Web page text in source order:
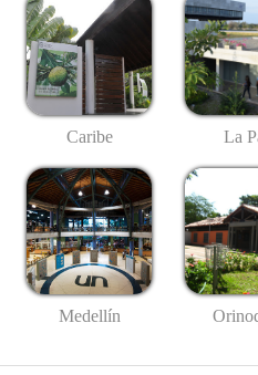
Caribe La
Medellín